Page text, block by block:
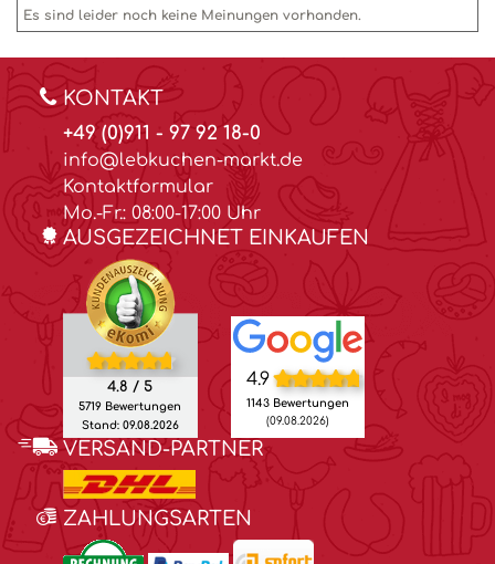
Es sind leider noch keine Meinungen vorhanden.
KONTAKT
+49 (0)911 - 97 92 18-0
info@lebkuchen-markt.de
Kontaktformular
Mo.-Fr.: 08:00-17:00 Uhr
AUSGEZEICHNET EINKAUFEN
4.8 / 5
5719 Bewertungen
Stand: 09.08.2026
4.9
1143 Bewertungen
(09.08.2026)
VERSAND-PARTNER
ZAHLUNGSARTEN